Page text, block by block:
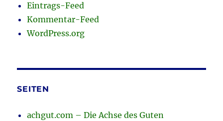
Eintrags-Feed
Kommentar-Feed
WordPress.org
SEITEN
achgut.com – Die Achse des Guten